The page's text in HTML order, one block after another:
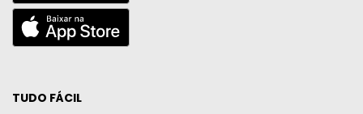
TUDO FÁCIL